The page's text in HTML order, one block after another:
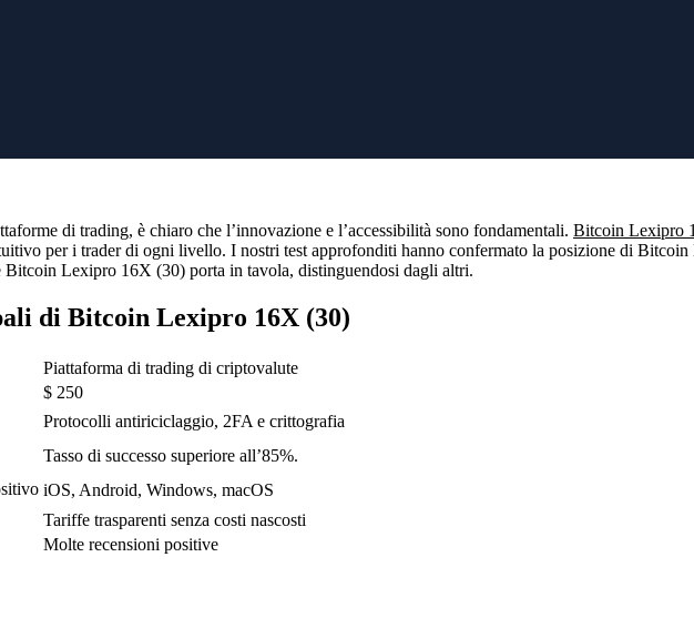
16X (30) autentico tramite
gratuito per un’assistenza continua alla
di trading, è chiaro che l’innovazione e l’accessibilità sono fondamentali. Bitcoin Lexipro
per i trader di ogni livello. I nostri test approfonditi hanno confermato la posizione di
Lexipro 16X (30) porta in tavola, distinguendosi dagli altri.
di Bitcoin Lexipro 16X (30)
Piattaforma di trading di criptovalute
$ 250
Protocolli antiriciclaggio, 2FA e crittografia
Tasso di successo superiore all’85%.
iOS, Android, Windows, macOS
Tariffe trasparenti senza costi nascosti
Molte recensioni positive